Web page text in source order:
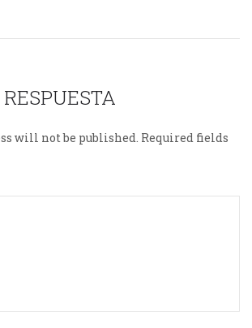
will not be published. Required fields